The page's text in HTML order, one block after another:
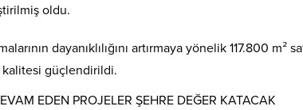
oldu.
dayanıklılığını artırmaya yönelik 117.800 m²
kalitesi güçlendirildi.
EDEN PROJELER ŞEHRE DEĞER KATACAK